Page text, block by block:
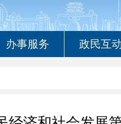
办事服务 政民互